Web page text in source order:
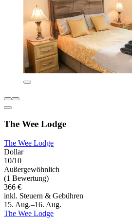
The Wee Lodge
The Wee Lodge
Dollar
10/10
Außergewöhnlich
(1 Bewertung)
366 €
inkl. Steuern & Gebühren
15. Aug.–16. Aug.
The Wee Lodge